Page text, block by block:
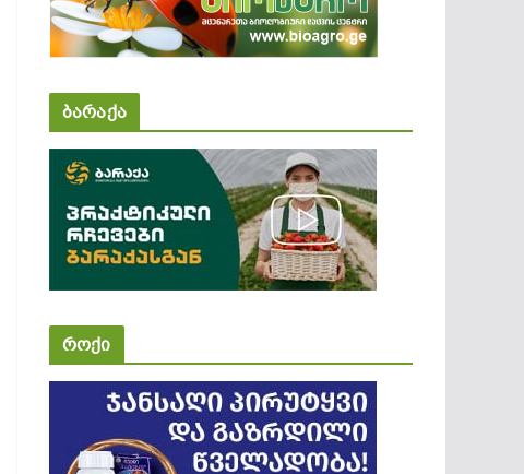
ბარაქა
როქი